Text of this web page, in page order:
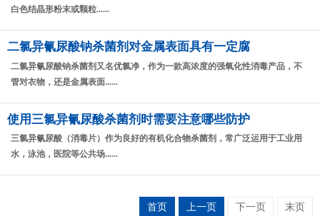
白色结晶形粉末或颗粒......
二氯异氰尿酸钠杀菌剂对金属表面具有一定腐
二氯异氰尿酸钠杀菌剂又名优氯净，作为一款高浓度的强氧化性消毒产品，不
管对衣物，还是金属表面......
使用三氯异氰尿酸杀菌剂时需要注意哪些防护
三氯异氰尿酸（消毒片）作为良好的有机化合物杀菌剂，常广泛运用于工业用
水，泳池，医院等公共场......
首页 上一页 下一页 末页